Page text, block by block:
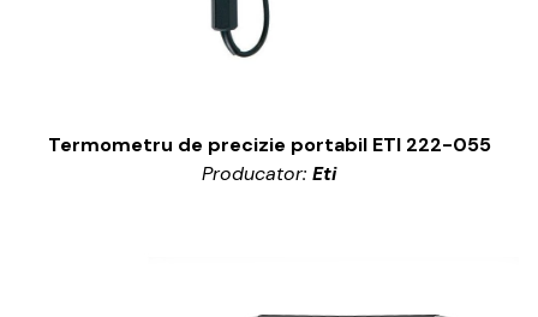
Termometru de precizie portabil ETI 222-055
Producator: Eti